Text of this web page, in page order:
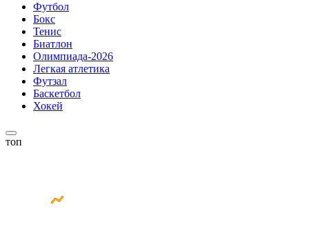
Футбол
Бокс
Тенис
Биатлон
Олимпиада-2026
Легкая атлетика
Футзал
Баскетбол
Хокей
топ